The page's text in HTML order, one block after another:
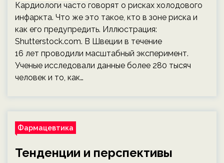
Кардиологи часто говорят о рисках холодового
инфаркта. Что же это такое, кто в зоне риска и
как его предупредить. Иллюстрация:
Shutterstock.com. В Швеции в течение
16 лет проводили масштабный эксперимент.
Ученые исследовали данные более 280 тысяч
человек и то, как…
Фармацевтика
Тенденции и перспективы